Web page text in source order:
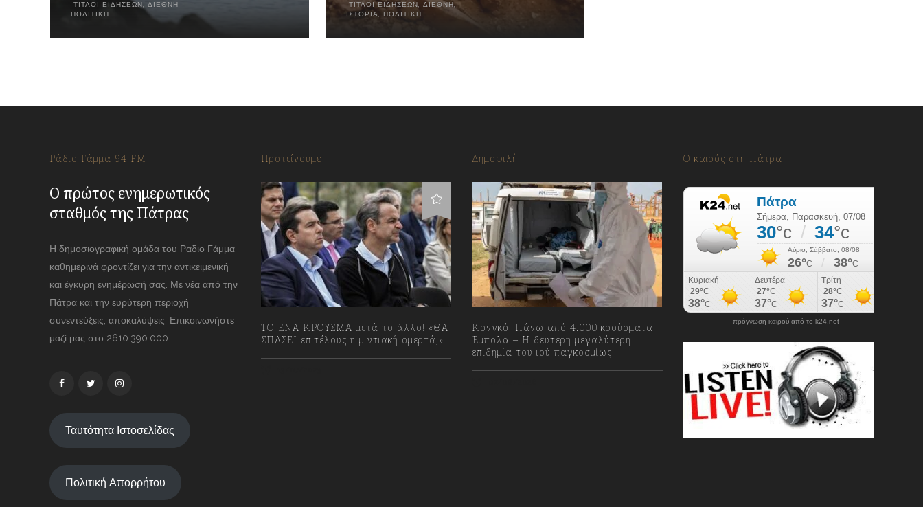
ΤΊΤΛΟΙ ΕΙΔΉΣΕΩΝ ΔΙΕΘΝΉ
ΠΟΛΙΤΙΚΉ
ΤΊΤΛΟΙ ΕΙΔΉΣΕΩΝ ΔΙΕΘΝΉ,
ΙΣΤΟΡΊΑ
ΠΟΛΙΤΙΚΉ
Ράδιο Γάμμα 94 FM
Ο πρώτος ενημερωτικός
σταθμός της Πάτρας
Η δημοσιογραφική ομάδα του Ραδιο Γάμμα
καθημερινά φροντίζει για την αντικειμενική
και έγκυρη ενημέρωσή σας. Με νέα από την
Πάτρα και την ευρύτερη περιοχή,
συνεντεύξεις, αποκαλύψεις. Επικοινωνήστε
μαζί μας στο 2610.390.000
Ταυτότητα Ιστοσελίδας
Πολιτική Απορρήτου
Προτείνουμε
ΤΟ ΕΝΑ ΚΡΟΥΣΜΑ μετά το άλλο! «ΘΑ
ΣΠΑΣΕΙ επιτέλους η μιντιακή ομερτά;»
Δημοφιλή
Κονγκό: Πάνω από 4.000 κρούσματα
Έμπολα – Η δεύτερη μεγαλύτερη
επιδημία του ιού παγκοσμίως
Ο καιρός στη Πάτρα
πρόγνωση καιρού από το k24.net